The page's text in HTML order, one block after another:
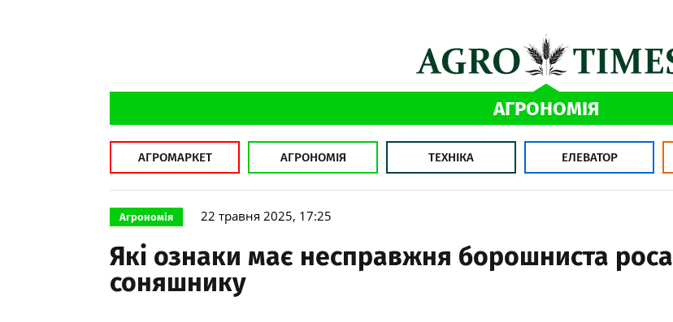
АГРОНОМІЯ
АГРОМАРКЕТ АГРОНОМІЯ ТЕХНІКА ЕЛЕВАТОР
Агрономія 22 травня 2025, 17:25
Які ознаки має несправжня борошниста роса
соняшнику